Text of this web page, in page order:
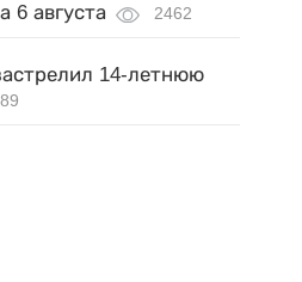
6 августа
2462
14-летнюю